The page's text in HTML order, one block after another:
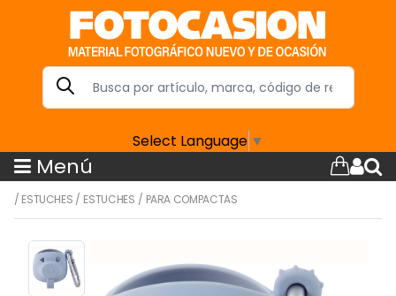
Select Language ▼
Menú
/ ESTUCHES / ESTUCHES / PARA COMPACTAS